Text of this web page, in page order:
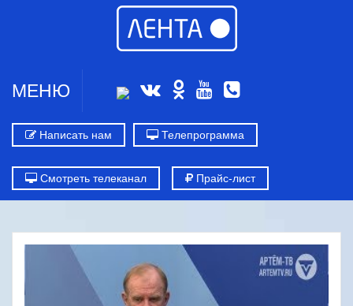
МЕНЮ
Написать нам Телепрограмма
Смотреть телеканал Прайс-лист